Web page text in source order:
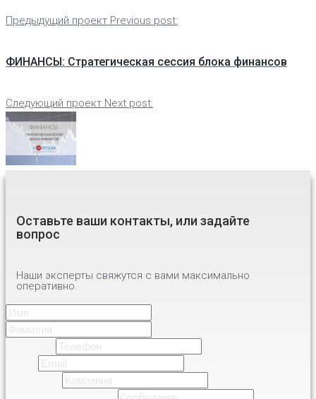
Предыдущий проект Previous post:
ФИНАНСЫ: Стратегическая сессия блока финансов
Следующий проект Next post:
Оставьте ваши контакты, или задайте
вопрос
Наши эксперты свяжутся с вами максимально
оперативно.